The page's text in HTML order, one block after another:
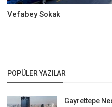
Vefabey Sokak
POPÜLER YAZILAR
Gayrettepe